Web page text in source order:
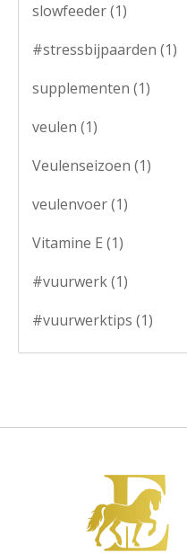
slowfeeder(1)
#stressbijpaarden (1)
supplementen (1)
veulen (1)
Veulenseizoen (1)
veulenvoer(1)
Vitamine E (1)
#vuurwerk(1)
#vuurwerktips (1)